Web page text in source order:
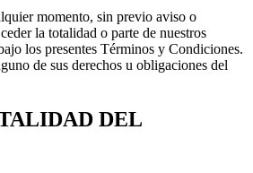
momento, sin previo aviso o
la totalidad o parte de nuestros
los presentes Términos y Condiciones.
de sus derechos u obligaciones del
DEL